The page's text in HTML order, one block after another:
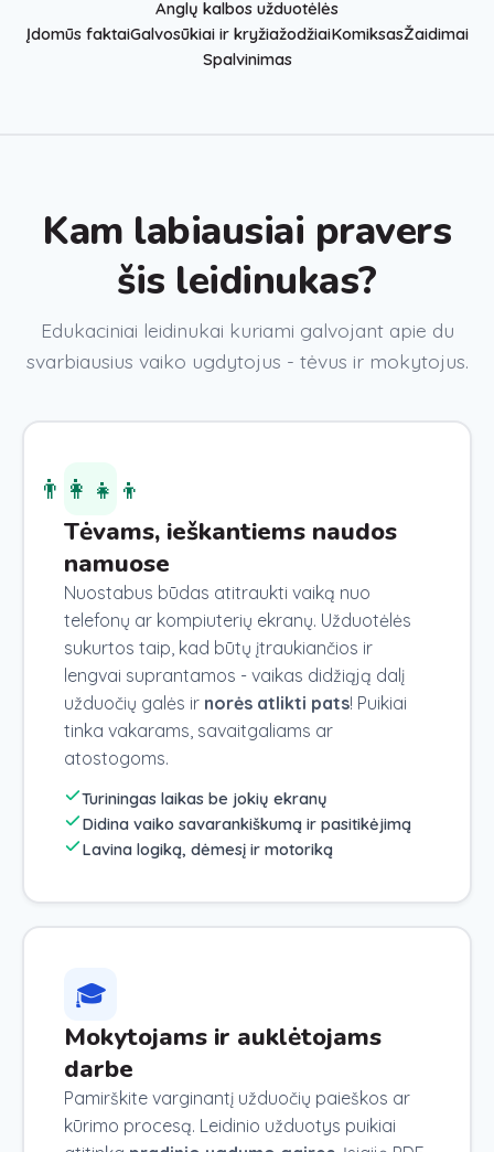
Anglų kalbos užduotėlės
Įdomūs faktaiGalvosūkiai ir kryžiažodžiaiKomiksasŽaidimai
Spalvinimas
Kam labiausiai pravers
šis leidinukas?
Edukaciniai leidinukai kuriami galvojant apie du
svarbiausius vaiko ugdytojus - tėvus ir mokytojus.
👨‍👩‍👧‍👦
Tėvams, ieškantiems naudos
namuose
Nuostabus būdas atitraukti vaiką nuo
telefonų ar kompiuterių ekranų. Užduotėlės
sukurtos taip, kad būtų įtraukiančios ir
lengvai suprantamos - vaikas didžiąją dalį
užduočių galės ir norės atlikti pats! Puikiai
tinka vakarams, savaitgaliams ar
atostogoms.
Turiningas laikas be jokių ekranų
Didina vaiko savarankiškumą ir pasitikėjimą
Lavina logiką, dėmesį ir motoriką
🎓
Mokytojams ir auklėtojams
darbe
Pamirškite varginantį užduočių paieškos ar
kūrimo procesą. Leidinio užduotys puikiai